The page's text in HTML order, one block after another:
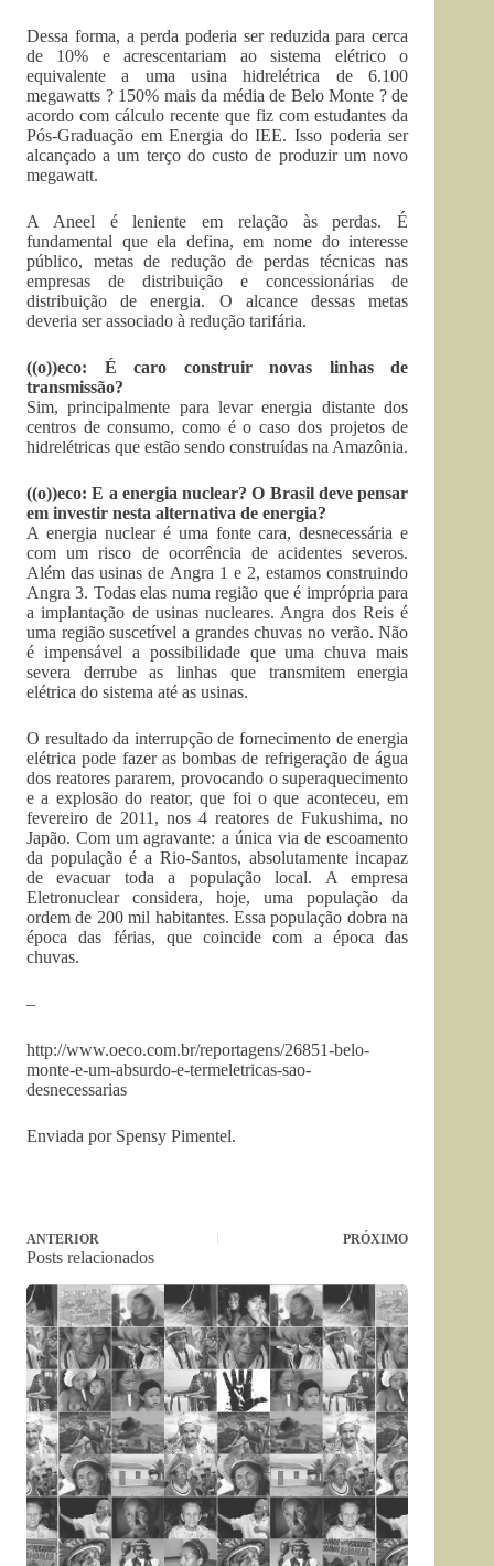
Dessa forma, a perda poderia ser reduzida para cerca
de 10% e acrescentariam ao sistema elétrico o
equivalente a uma usina hidrelétrica de 6.100
megawatts ? 150% mais da média de Belo Monte ? de
acordo com cálculo recente que fiz com estudantes da
Pós-Graduação em Energia do IEE. Isso poderia ser
alcançado a um terço do custo de produzir um novo
megawatt.
A Aneel é leniente em relação às perdas. É
fundamental que ela defina, em nome do interesse
público, metas de redução de perdas técnicas nas
empresas de distribuição e concessionárias de
distribuição de energia. O alcance dessas metas
deveria ser associado à redução tarifária.
((o))eco: É caro construir novas linhas de
transmissão?
Sim, principalmente para levar energia distante dos
centros de consumo, como é o caso dos projetos de
hidrelétricas que estão sendo construídas na Amazônia.
((o))eco: E a energia nuclear? O Brasil deve pensar
em investir nesta alternativa de energia?
A energia nuclear é uma fonte cara, desnecessária e
com um risco de ocorrência de acidentes severos.
Além das usinas de Angra 1 e 2, estamos construindo
Angra 3. Todas elas numa região que é imprópria para
a implantação de usinas nucleares. Angra dos Reis é
uma região suscetível a grandes chuvas no verão. Não
é impensável a possibilidade que uma chuva mais
severa derrube as linhas que transmitem energia
elétrica do sistema até as usinas.
O resultado da interrupção de fornecimento de energia
elétrica pode fazer as bombas de refrigeração de água
dos reatores pararem, provocando o superaquecimento
e a explosão do reator, que foi o que aconteceu, em
fevereiro de 2011, nos 4 reatores de Fukushima, no
Japão. Com um agravante: a única via de escoamento
da população é a Rio-Santos, absolutamente incapaz
de evacuar toda a população local. A empresa
Eletronuclear considera, hoje, uma população da
ordem de 200 mil habitantes. Essa população dobra na
época das férias, que coincide com a época das
chuvas.
–
http://www.oeco.com.br/reportagens/26851-belo-
monte-e-um-absurdo-e-termeletricas-sao-
desnecessarias
Enviada por Spensy Pimentel.
ANTERIOR PRÓXIMO
Posts relacionados